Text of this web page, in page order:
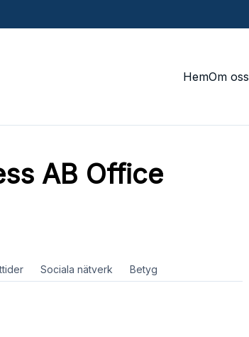
HemOm oss
AB Office
Sociala nätverk Betyg